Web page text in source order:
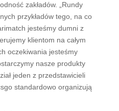
zakładów. „Rundy
przykładów tego, na co
jesteśmy dumni z
klientom na całym
oczekiwania jesteśmy
nasze produkty
jeden z przedstawicieli
standardowo organizują